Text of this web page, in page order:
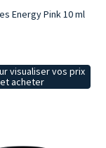
Energy Pink 10 ml
visualiser vos prix
et acheter